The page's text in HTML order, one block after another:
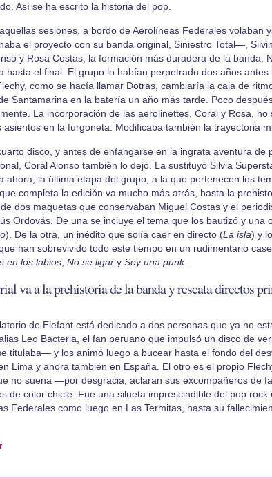
Así se ha escrito la historia del pop.
sesiones, a bordo de Aerolíneas Federales volaban
el proyecto con su banda original, Siniestro Total—,
y Rosa Costas, la formación más duradera de la banda.
hasta el final. El grupo lo habían perpetrado dos años
como se hacía llamar Dotras, cambiaría la caja de
Santamarina en la batería un año más tarde. Poco
La incorporación de las aerolinettes, Coral y Rosa,
asientos en la furgoneta. Modificaba también la trayectoria
disco, y antes de enfangarse en la ingrata aventura de
Coral Alonso también lo dejó. La sustituyó Silvia
ahora, la última etapa del grupo, a la que pertenecen los
completa la edición va mucho más atrás, hasta la
dos maquetas que conservaban Miguel Costas y el
Ordovás. De una se incluye el tema que los bautizó y una
). De la otra, un inédito que solía caer en directo (La isla) y
han sobrevivido todo este tiempo en un rudimentario
en los labios, No sé ligary Soy una punk.
va a la prehistoria de la banda y rescata directos
de Elefant está dedicado a dos personas que ya no
Leo Bacteria, el fan peruano que impulsó un disco de
titulaba— y los animó luego a bucear hasta el fondo del
Lima y ahora también en España. El otro es el propio
no suena —por desgracia, aclaran sus excompañeros de
de color chicle. Fue una silueta imprescindible del pop rock
Federales como luego en Las Termitas, hasta su